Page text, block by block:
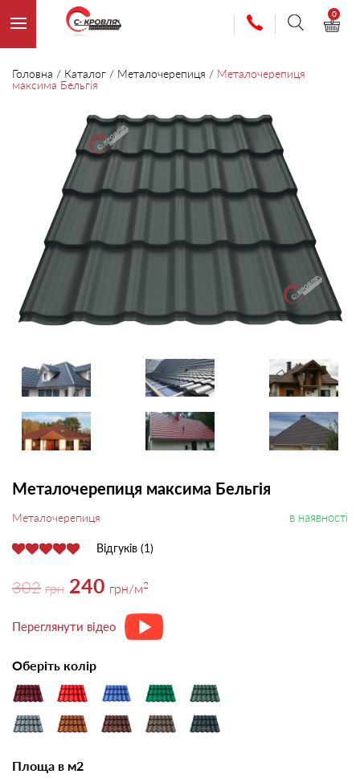
0
Головна / Каталог / Металочерепиця / Металочерепиця
максима Бельгія
Металочерепиця максима Бельгія
Металочерепиця в наявності
Відгуків (1)
302 грн 240 грн/м2
Переглянути відео
Оберіть колір
Площа в м2